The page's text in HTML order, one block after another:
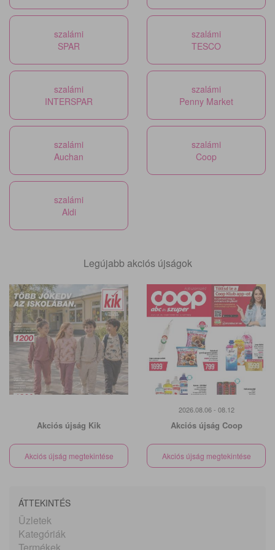
szalámi
SPAR
szalámi
TESCO
szalámi
INTERSPAR
szalámi
Penny Market
szalámi
Auchan
szalámi
Coop
szalámi
Aldi
Legújabb akciós újságok
Akciós újság Kik
Akciós újság megtekintése
2026.08.06 - 08.12
Akciós újság Coop
Akciós újság megtekintése
ÁTTEKINTÉS
Üzletek
Kategóriák